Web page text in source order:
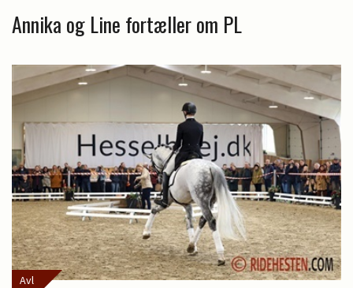
Annika og Line fortæller om PL
Avl